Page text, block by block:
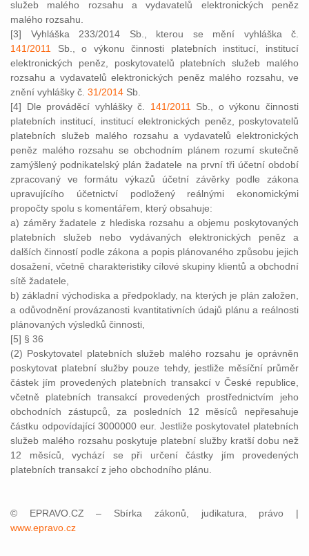
služeb malého rozsahu a vydavatelů elektronických peněz
malého rozsahu.
[3] Vyhláška 233/2014 Sb., kterou se mění vyhláška č.
141/2011
Sb., o výkonu činnosti platebních institucí, institucí
elektronických peněz, poskytovatelů platebních služeb malého
rozsahu a vydavatelů elektronických peněz malého rozsahu, ve
znění vyhlášky č. 31/2014 Sb.
[4] Dle prováděcí vyhlášky č. 141/2011
Sb., o výkonu činnosti
platebních institucí, institucí elektronických peněz, poskytovatelů
platebních služeb malého rozsahu a vydavatelů elektronických
peněz malého rozsahu se obchodním plánem rozumí skutečně
zamýšlený podnikatelský plán žadatele na první tři účetní období
zpracovaný ve formátu výkazů účetní závěrky podle zákona
upravujícího účetnictví podložený reálnými ekonomickými
propočty spolu s komentářem, který obsahuje:
a) záměry žadatele z hlediska rozsahu a objemu poskytovaných
platebních služeb nebo vydávaných elektronických peněz a
dalších činností podle zákona a popis plánovaného způsobu jejich
dosažení, včetně charakteristiky cílové skupiny klientů a obchodní
sítě žadatele,
b) základní východiska a předpoklady, na kterých je plán založen,
a odůvodnění provázanosti kvantitativních údajů plánu a reálnosti
plánovaných výsledků činnosti,
[5] § 36
(2) Poskytovatel platebních služeb malého rozsahu je oprávněn
poskytovat platební služby pouze tehdy, jestliže měsíční průměr
částek jím provedených platebních transakcí v České republice,
včetně platebních transakcí provedených prostřednictvím jeho
obchodních zástupců, za posledních 12 měsíců nepřesahuje
částku odpovídající 3000000 eur. Jestliže poskytovatel platebních
služeb malého rozsahu poskytuje platební služby kratší dobu než
12 měsíců, vychází se při určení částky jím provedených
platebních transakcí z jeho obchodního plánu.
© EPRAVO.CZ – Sbírka zákonů, judikatura, právo |
www.epravo.cz